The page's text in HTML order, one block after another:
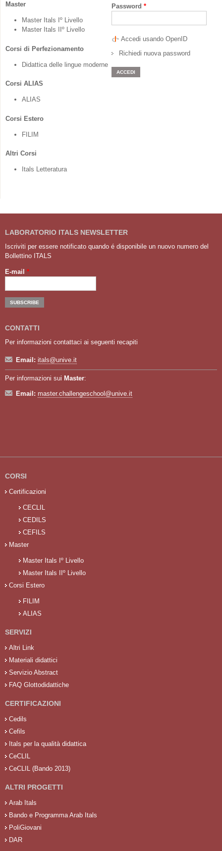
Master
Master Itals Iº Livello
Master Itals IIº Livello
Corsi di Perfezionamento
Didattica delle lingue moderne
Corsi ALIAS
ALIAS
Corsi Estero
FILIM
Altri Corsi
Itals Letteratura
Password *
Accedi usando OpenID
Richiedi nuova password
LABORATORIO ITALS NEWSLETTER
Iscriviti per essere notificato quando é disponibile un nuovo numero del
Bollettino ITALS
E-mail *
CONTATTI
Per informazioni contattaci ai seguenti recapiti
Email: itals@unive.it
Per informazioni sui Master:
Email: master.challengeschool@unive.it
CORSI
Certificazioni
CECLIL
CEDILS
CEFILS
Master
Master Itals Iº Livello
Master Itals IIº Livello
Corsi Estero
FILIM
ALIAS
SERVIZI
Altri Link
Materiali didattici
Servizio Abstract
FAQ Glottodidattiche
CERTIFICAZIONI
Cedils
Cefils
Itals per la qualità didattica
CeCLIL
CeCLIL (Bando 2013)
ALTRI PROGETTI
Arab Itals
Bando e Programma Arab Itals
PoliGiovani
DAR